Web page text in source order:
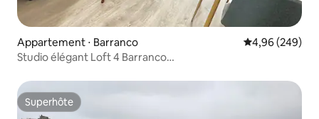
Appartement ⋅ Barranco Évaluation
4,96 (249)
Studio élégant Loft 4 Barranco
Superhôte
Superhôte